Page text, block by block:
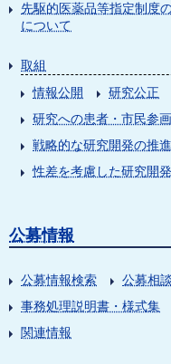
先駆的医薬品等指定制度
について
取組
情報公開
研究公正
研究への患者・市民参画
戦略的な研究開発の推進
性差を考慮した研究開
公募情報
公募情報検索 公募相
事務処理説明書・様式集
関連情報